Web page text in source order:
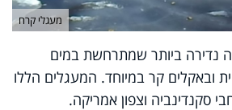
מעגלי קרח
נדירה ביותר שמתרחשת במים
ובאקלים קר במיוחד. המעגלים הללו
סקנדינביה וצפון אמריקה.